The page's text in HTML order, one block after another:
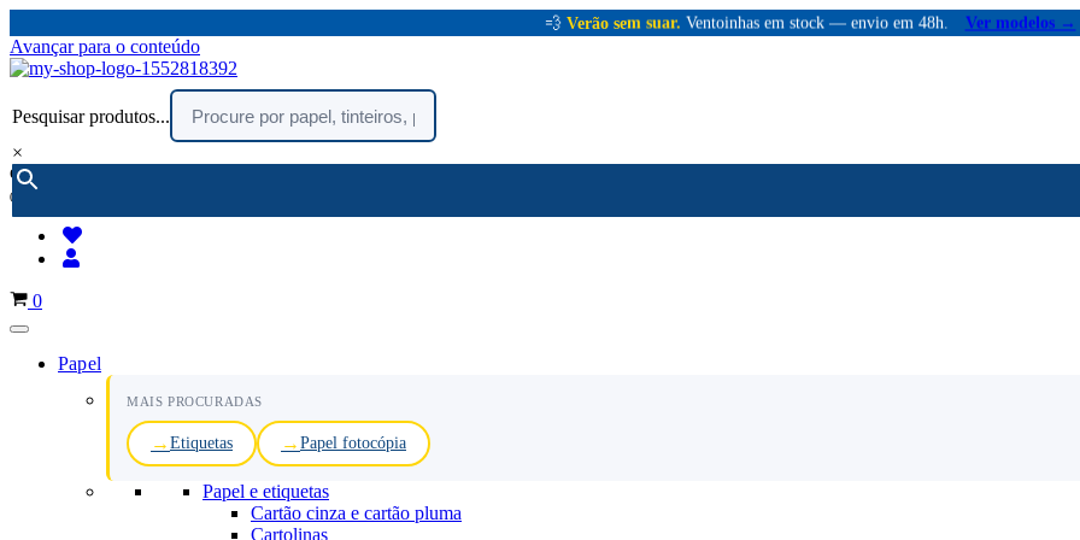
💨 Verão sem suar. Ventoinhas em stock — envio em 48h. Ver modelos →
Avançar para o conteúdo
Pesquisar produtos...
×
encomendar por telefone :
(chamada rede fixa nacional)
Carrinho
0
Papel
MAIS PROCURADAS
Etiquetas Papel fotocópia
Papel e etiquetas
Cartão cinza e cartão pluma
Cartolinas